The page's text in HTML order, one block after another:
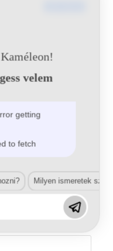
velem
getting
to fetch
Milyen ismeretek